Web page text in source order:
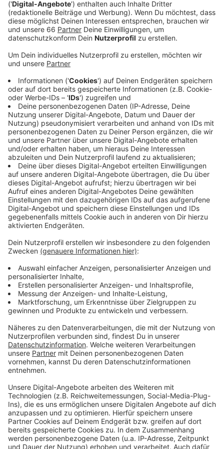
Anzeige
In der Fanzone auf dem Burgplatz gibt es zum Beispiel
schon ab 9:30 Uhr ein ukrainisches Kulturprogramm.
Auf dem Marktplatz gibt es ein Straßenfest mit
traditionell ukrainischem Essen. Außerdem
präsentieren sich da verschiedene Deutsch-
ukrainischen Vereine. An den Veranstaltungen werden
unter anderem auch OB Stephan Keller und der
bekannte Fußballspieler und heutige Präsident des
ukrainischen Fußballverbandes Andriy Shevchenko
teilnehmen. Ziel des Programms ist es, Solidarität mit
der Ukraine zu bekunden und den Kampf für Freiheit
und Frieden zu würdigen. Organisiert wurden die Events
unter anderem vom Bündnis deutsch-ukrainischer
Organisationen in NRW, der Stadt und dem
Generalkonsulat der Ukraine.
Weitere Infos und Links zum Thema:
Anzeige
Unsere große EM-Themenseite
Düsseldorfer EM-Momente